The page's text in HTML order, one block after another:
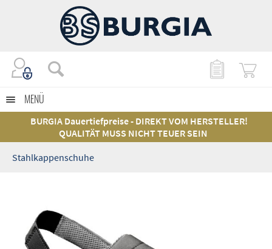
MENÜ
BURGIA Dauertiefpreise - DIREKT VOM HERSTELLER!
QUALITÄT MUSS NICHT TEUER SEIN
Stahlkappenschuhe